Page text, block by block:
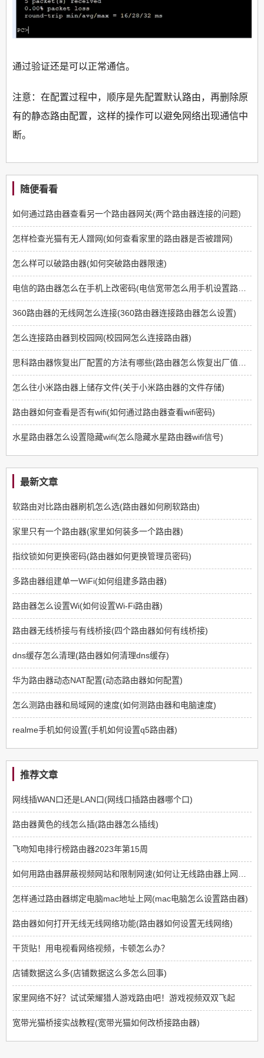
通过验证还是可以正常通信。
注意：在配置过程中，顺序是先配置默认路由，再删除原
有的静态路由配置，这样的操作可以避免网络出现通信中
断。
随便看看
如何通过路由器查看另一个路由器网关(两个路由器连接的问题)
怎样检查光猫有无人蹭网(如何查看家里的路由器是否被蹭网)
怎么样可以破路由器(如何突破路由器限速)
电信的路由器怎么在手机上改密码(电信宽带怎么用手机设置路由器密码)
360路由器的无线网怎么连接(360路由器连接路由器怎么设置)
怎么连接路由器到校园网(校园网怎么连接路由器)
思科路由器恢复出厂配置的方法有哪些(路由器怎么恢复出厂值设置)
怎么往小米路由器上储存文件(关于小米路由器的文件存储)
路由器如何查看是否有wifi(如何通过路由器查看wifi密码)
水星路由器怎么设置隐藏wifi(怎么隐藏水星路由器wifi信号)
最新文章
软路由对比路由器刷机怎么选(路由器如何刷软路由)
家里只有一个路由器(家里如何装多一个路由器)
指纹锁如何更换密码(路由器如何更换管理员密码)
多路由器组建单一WiFi(如何组建多路由器)
路由器怎么设置Wi(如何设置Wi-Fi路由器)
路由器无线桥接与有线桥接(四个路由器如何有线桥接)
dns缓存怎么清理(路由器如何清理dns缓存)
华为路由器动态NAT配置(动态路由器如何配置)
怎么测路由器和局域网的速度(如何测路由器和电脑速度)
realme手机如何设置(手机如何设置q5路由器)
推荐文章
网线插WAN口还是LAN口(网线口插路由器哪个口)
路由器黄色的线怎么插(路由器怎么插线)
飞吻知电排行榜路由器2023年第15周
如何用路由器屏蔽视频网站和限制网速(如何让无线路由器上网限制那些网站不能上)
怎样通过路由器绑定电脑mac地址上网(mac电脑怎么设置路由器)
路由器如何打开无线无线网络功能(路由器如何设置无线网络)
干货贴！用电视看网络视频，卡顿怎么办？
店铺数据这么多(店铺数据这么多怎么回事)
家里网络不好？试试荣耀猎人游戏路由吧！游戏视频双双飞起
宽带光猫桥接实战教程(宽带光猫如何改桥接路由器)